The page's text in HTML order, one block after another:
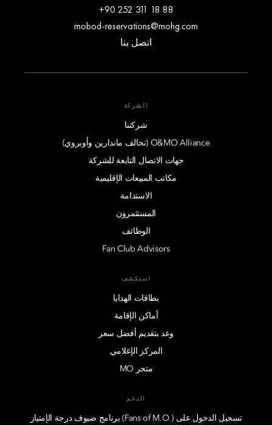
+90 252 311 18 88
mobod-reservations@mohg.com
اتصل بنا
الشركة
شركتنا
O&MO Alliance (تحالف ماندارين وأوبروي)
جهات الاتصال التابعة للشركة
مكاتب المبيعات الإقليمية
الاستدامة
المستثمرون
الوظائف
Fan Club Advisors
استكشف
بطاقات الهدايا
أماكن الإقامة
وعد بتقديم أفضل سعر
المركز الإعلامي
متجر MO
الدعم
تسجيل الدخول على (.Fans of M.O) برنامج ضيوف درجة الإمتياز